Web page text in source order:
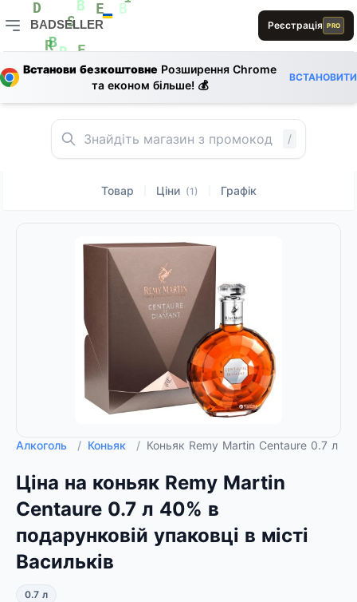
E
R
A
R
B
L
S
1
0
0
E
S
D
B
E
BADSELLER
BADSELLER — порівняння цін і знижки
Реєстрація PRO
Встанови безкоштовне Розширення Chrome
та економ більше! 💰
ВСТАНОВИТИ
/
Товар Ціни (1) Графік
Алкоголь / Коньяк / Коньяк Remy Martin Centaure 0.7 л
Ціна на коньяк Remy Martin
Centaure 0.7 л 40% в
подарунковій упаковці в місті
Васильків
0.7 л